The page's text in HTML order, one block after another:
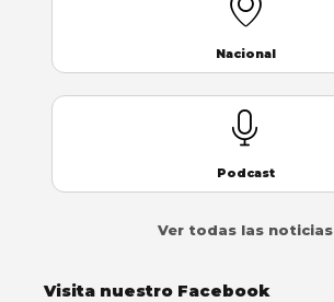
Nacional
Podcast
Ver todas las noticias
Visita nuestro Facebook